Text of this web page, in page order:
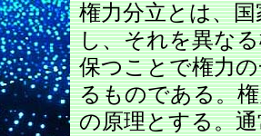
権力分立とは、
し、それを異な
保つことで権力
るものである。
の原理とする。